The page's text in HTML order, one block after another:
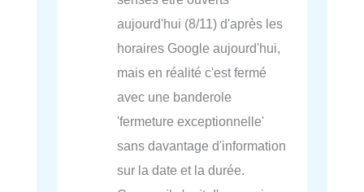
aujourd'hui (8/11) d'après les
horaires Google aujourd'hui,
mais en réalité c'est fermé
avec une banderole
'fermeture exceptionnelle'
sans davantage d'information
sur la date et la durée.